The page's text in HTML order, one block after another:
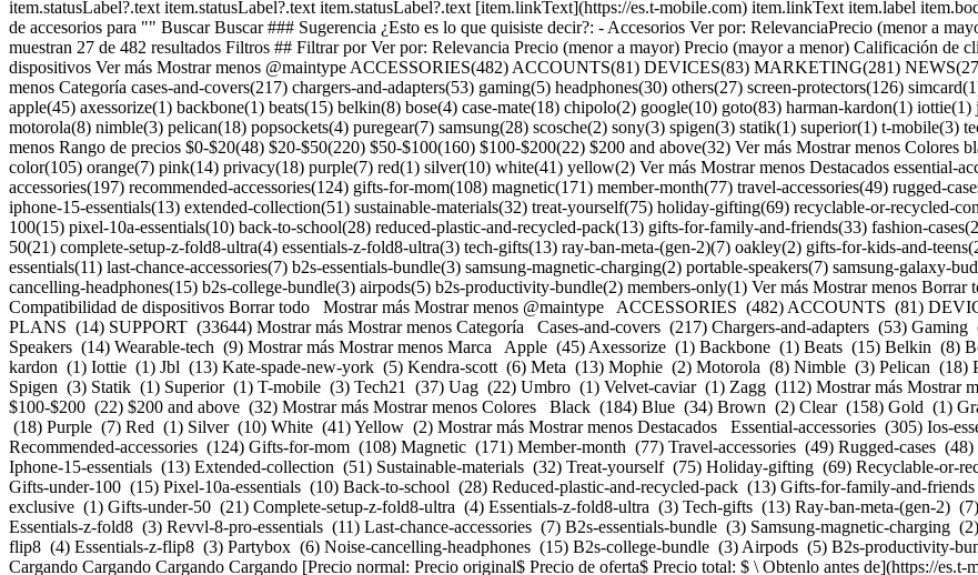
item.statusLabel?.text item.statusLabel?.text item.statusLabel?.text [item.linkText](https://es.t-mobile.com) item.linkText item.label
de accesorios para "" Buscar Buscar ### Sugerencia ¿Esto es lo que quisiste decir?: - Accesorios Ver por: RelevanciaPrecio (menor a
muestran 27 de 482 resultados Filtros ## Filtrar por Ver por: Relevancia Precio (menor a mayor) Precio (mayor a menor) Calificación de
dispositivos Ver más Mostrar menos @maintype ACCESSORIES(482) ACCOUNTS(81) DEVICES(83) MARKETING(281)
menos Categoría cases-and-covers(217) chargers-and-adapters(53) gaming(5) headphones(30) others(27) screen-protectors(126)
apple(45) axessorize(1) backbone(1) beats(15) belkin(8) bose(4) case-mate(18) chipolo(2) google(10) goto(83) harman-kardon(1)
motorola(8) nimble(3) pelican(18) popsockets(4) puregear(7) samsung(28) scosche(2) sony(3) spigen(3) statik(1) superior(1) t-mobile(3)
menos Rango de precios $0-$20(48) $20-$50(220) $50-$100(160) $100-$200(22) $200 and above(32) Ver más Mostrar menos
color(105) orange(7) pink(14) privacy(18) purple(7) red(1) silver(10) white(41) yellow(2) Ver más Mostrar menos Destacados essential-
accessories(197) recommended-accessories(124) gifts-for-mom(108) magnetic(171) member-month(77) travel-accessories(49) rugged-
iphone-15-essentials(13) extended-collection(51) sustainable-materials(32) treat-yourself(75) holiday-gifting(69) recyclable-or-recycled-
100(15) pixel-10a-essentials(10) back-to-school(28) reduced-plastic-and-recycled-pack(13) gifts-for-family-and-friends(33) fashion-
50(21) complete-setup-z-fold8-ultra(4) essentials-z-fold8-ultra(3) tech-gifts(13) ray-ban-meta-(gen-2)(7) oakley(2) gifts-for-kids-and-
essentials(11) last-chance-accessories(7) b2s-essentials-bundle(3) samsung-magnetic-charging(2) portable-speakers(7) samsung-galaxy-
cancelling-headphones(15) b2s-college-bundle(3) airpods(5) b2s-productivity-bundle(2) members-only(1) Ver más Mostrar menos
Compatibilidad de dispositivos Borrar todo Mostrar más Mostrar menos @maintype ACCESSORIES (482) ACCOUNTS (81) DEVICES (83) MARKETING (281) NEWS (2793) OFFERS (23) PLANS (14) SUPPORT (33644) Mostrar más Mostrar menos Categoría Cases-and-covers (217) Chargers-and-adapters (53) Gaming (5) Headphones (30) Others (27) Screen-protectors (126) Simcard (1) Speakers (14) Wearable-tech (9) Mostrar más Mostrar menos Marca Apple (45) Axessorize (1) Backbone (1) Beats (15) Belkin (8) Bose (4) Case-mate (18) Chipolo (2) Google (10) Goto (83) Harman-kardon (1) Iottie (1) Jbl (13) Kate-spade-new-york (5) Kendra-scott (6) Meta (13) Mophie (2) Motorola (8) Nimble (3) Pelican (18) Popsockets (4) Puregear (7) Samsung (28) Scosche (2) Sony (3) Spigen (3) Statik (1) Superior (1) T-mobile (3) Tech21 (37) Uag (22) Umbro (1) Velvet-caviar (1) Zagg (112) Mostrar más Mostrar menos Rango de precios $0-$20 (48) $20-$50 (220) $50-$100 (160) $100-$200 (22) $200 and above (32) Mostrar más Mostrar menos Colores Black (184) Blue (34) Brown (2) Clear (158) Gold (1) Gray (11) Green (2) Multi-color (105) Orange (7) Pink (14) Privacy (18) Purple (7) Red (1) Silver (10) White (41) Yellow (2) Mostrar más Mostrar menos Destacados Essential-accessories (305) Ios-essential-accessories (191) Android-essential-accessories (197) Recommended-accessories (124) Gifts-for-mom (108) Magnetic (171) Member-month (77) Travel-accessories (49) Rugged-cases (48) Made-better (89) Galaxy-s26-series-recommended-accessories (71) Iphone-15-essentials (13) Extended-collection (51) Sustainable-materials (32) Treat-yourself (75) Holiday-gifting (69) Recyclable-or-recycled-content (42) Popular-pairings (35) True-wireless-earbuds (19) Gifts-under-100 (15) Pixel-10a-essentials (10) Back-to-school (28) Reduced-plastic-and-recycled-pack (13) Gifts-for-family-and-friends (33) Fashion-cases (23) Gifts-for-gamers-and-tech-lovers (7) Online-exclusive (1) Gifts-under-50 (21) Complete-setup-z-fold8-ultra (4) Essentials-z-fold8-ultra (3) Tech-gifts (13) Ray-ban-meta-(gen-2) (7) Oakley (2) Gifts-for-kids-and-teens (25) Complete-setup-z-fold8 (4) Essentials-z-fold8 (3) Revvl-8-pro-essentials (11) Last-chance-accessories (7) B2s-essentials-bundle (3) Samsung-magnetic-charging (2) Portable-speakers (7) Samsung-galaxy-buds (2) Complete-setup-z-flip8 (4) Essentials-z-flip8 (3) Partybox (6) Noise-cancelling-headphones (15) B2s-college-bundle (3) Airpods (5) B2s-productivity-bundle (2) Members-only (1) Mostrar más Mostrar menos Cargando Cargando Cargando Cargando Cargando [Precio normal: Precio original$ Precio de oferta$ Precio total: $ \ Obtenlo antes de](https://es.t-mobile.com) [![t-mobile Kit básico con SIM](https://cdn.tmobile.com/content/dam/t-mobile/en-p/accessories/TM6760V3/TM6760V3-thumbnail.png) \ t-mobile __Kit básico con SIM__ \ ![black](https://cdn.tmobile.com/images/png/products/accessories/TM6760V3/TM6760V3-swatch.gif) \ Precio normal: Precio original$ Precio de oferta$ Precio total: $ \ Desde $undefined/mes por undefined meses Desde $undefined al mes por undefined meses $ de pago inicial + impuestos a pagar hoy Precio normal: Precio original$ Precio de oferta$ Precio total: $ Precio total: $25 \ Obtenlo antes de \ Obtenlo antes de 7:00 p.m.](https://es.t-mobile.com/accessory/sim-starter-kit?sku=TM6760V3) Ver 1 promociones Exclusivo por Internet: ahorra un 25% en 3 accesorios o más [![zagg Protector de pantalla ZAGG Glass Elite Privacy 360 para Apple iPhone 16/15](https://cdn.tmobile.com/content/dam/t-mobile/en-p/accessories/840390318060/840390318060-thumbnail.png) \ zagg __Protector de pantalla ZAGG Glass Elite Privacy 360 para Apple iPhone 16/15__ \ ![privacy](https://cdn.tmobile.com/images/png/products/accessories/840390318060/840390318060-swatch.gif) \ Precio normal: Precio original$ Precio de oferta$ Precio total: $ \ Desde $5.00/mes por 12 meses Desde $5.00 al mes por 12 meses $0.00 de pago inicial + impuestos a pagar hoy Precio normal: Precio original$ Precio de oferta$ Precio total: $ Precio total: $59.99 \ Obtenlo antes de \ Obtenlo antes de 7:00 p.m.](https://es.t-mobile.com/accessory/zagg-glass-elite-privacy-360-screen-protector-for-apple-iphone-16-15?sku=840390318060) Ver 1 promociones Exclusivo por Internet: ahorra un 25% en 3 accesorios o más [![zagg Protector de pantalla ZAGG Glass Elite Privacy 360 para Apple iPhone 16 Pro Max](https://cdn.tmobile.com/content/dam/t-mobile/en-p/accessories/840390318091/840390318091-thumbnail.png) \ zagg __Protector de pantalla ZAGG Glass Elite Privacy 360 para Apple iPhone 16 Pro Max__ \ ![privacy](https://cdn.tmobile.com/images/png/products/accessories/840390318091/840390318091-swatch.gif) \ Precio normal: Precio original$ Precio de oferta$ Precio total: $ \ Desde $5.00/mes por 12 meses Desde $5.00 al mes por 12 meses $0.00 de pago inicial + impuestos a pagar hoy Precio normal: Precio original$ Precio de oferta$ Precio total: $ Precio total: $59.99 \ Obtenlo antes de \ Obtenlo antes de 7:00 p.m.](https://es.t-mobile.com/accessory/zagg-glass-elite-privacy-360-screen-protector-for-apple-iphone-16-pro-max?sku=840390318091) Ver 1 promociones Exclusivo por Internet: ahorra un 25% en 3 accesorios o más [![zagg Funda ZAGG Rainier con pie de apoyo y MagSafe para Apple iPhone 17](https://cdn.tmobile.com/content/dam/t-mobile/en-p/accessories/840390370884/840390370884-thumbnail.png) \ zagg __Funda ZAGG Rainier con pie de apoyo y MagSafe para Apple iPhone 17__ \ ![multi-color](https://cdn.tmobile.com/images/png/products/accessories/840390370884/840390370884-swatch.gif) \ Precio normal: Precio original$ Precio de oferta$ Precio total: $ \ Desde $5.84/mes por 12 meses Desde $5.84 al mes por 12 meses $0.00 de pago inicial + impuestos a pagar hoy Precio normal: Precio original$ Precio de oferta$ Precio total: $ Precio total: $69.99 \ Obtenlo antes de \ Obtenlo antes de 7:00 p.m.](https://es.t-mobile.com/accessory/zagg-rainier-case-with-kickstand-and-magsafe-for-apple-